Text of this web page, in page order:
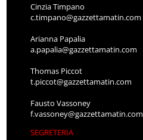
Cinzia Timpano
c.timpano@gazzettamatin.com
Arianna Papalia
a.papalia@gazzettamatin.com
Thomas Piccot
t.piccot@gazzettamatin.com
Fausto Vassoney
f.vassoney@gazzettamatin.com
SEGRETERIA